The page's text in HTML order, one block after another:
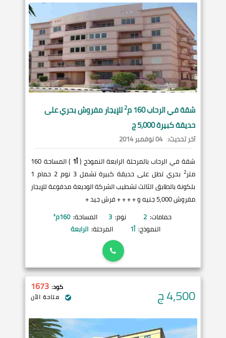
شقة فيالرحاب160 م 2للإيجار مفروش بحري على
حديقة كبيرة 5,000 ج
آخر تحديث: 04 نوفمبر 2014
شقة في الرحاب بالمرحلة الرابعة النموذج (أ1
) المساحة 160
متر2
بحري تطل على حديقة كبيرة تشمل 3 نوم 2 حمام 1
بلكونة بالطابق الثالث تشطيب الشركة الوديعة مدفوعة للإيجار
مفروش 5,000 جنيه و + + + + فرش جيد +
حمامات: 2 نوم: 3 المساحة: 160م²
النموذج: أ1 المرحلة: الرابعة
4,500ج كود: 1673
متاحة الآن